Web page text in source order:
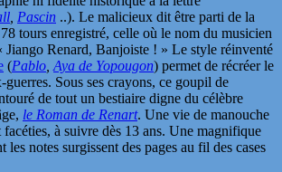
Pascin ..). Le malicieux dit être parti de la
tours enregistré, celle où le nom du musicien
Jiango Renard, Banjoiste ! » Le style réinventé
(Pablo Aya de Yopougon) permet de récréer le
guerres. Sous ses crayons, ce goupil de
de tout un bestiaire digne du célèbre
le Roman de Renart. Une vie de manouche
facéties, à suivre dès 13 ans. Une magnifique
notes surgissent des pages au fil des cases